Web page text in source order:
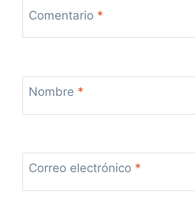
Comentario *
Nombre *
Correo electrónico *